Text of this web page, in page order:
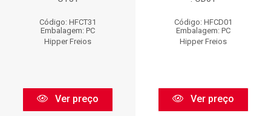
Código: HFCT31
Embalagem: PC
Hipper Freios
Ver preço
Código: HFCD01
Embalagem: PC
Hipper Freios
Ver preço